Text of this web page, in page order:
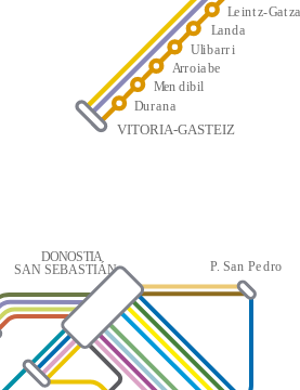
Durana
Men dibil
Arroiabe
Ulibarri
Landa
Leintz-Gatz
VITORIA-GASTEIZ
DONOSTIA
SAN SEBASTIÁN P. San Pedro